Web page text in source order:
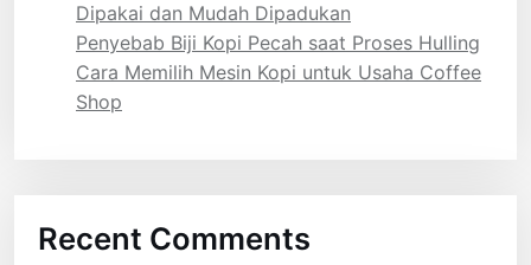
Dipakai dan Mudah Dipadukan
Penyebab Biji Kopi Pecah saat Proses Hulling
Cara Memilih Mesin Kopi untuk Usaha Coffee
Shop
Recent Comments